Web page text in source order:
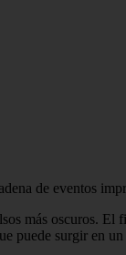
de eventos
más oscuros. El
puede surgir en